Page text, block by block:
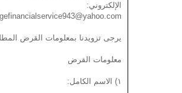
الإلكتروني:
يرجى تزويدنا بمعلومات القرض
معلومات القرض
١) الاسم الكامل: